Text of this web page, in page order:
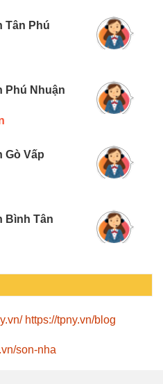
Tân Phú
Phú Nhuận
Gò Vấp
Bình Tân
https://tpny.vn/blog
son-nha